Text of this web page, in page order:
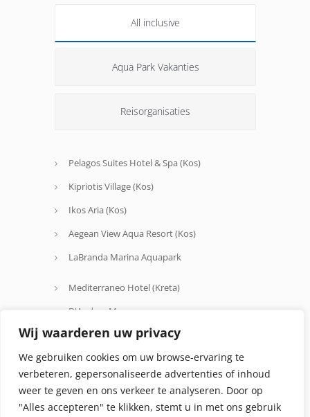
Wij waarderen uw privacy
We gebruiken cookies om uw browse-ervaring te
verbeteren, gepersonaliseerde advertenties of inhoud
weer te geven en ons verkeer te analyseren. Door op
"Alles accepteren" te klikken, stemt u in met ons gebruik
All inclusive
Aqua Park Vakanties
Reisorganisaties
Pelagos Suites Hotel & Spa (Kos)
Kipriotis Village (Kos)
Ikos Aria (Kos)
Aegean View Aqua Resort (Kos)
LaBranda Marina Aquapark
Mediterraneo Hotel (Kreta)
D'Andrea Mare
Avra Beach
Oceanis Hotel